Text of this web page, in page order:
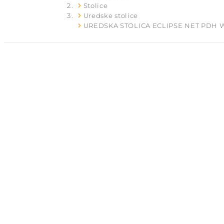
Stolice
Uredske stolice
UREDSKA STOLICA ECLIPSE NET PDH